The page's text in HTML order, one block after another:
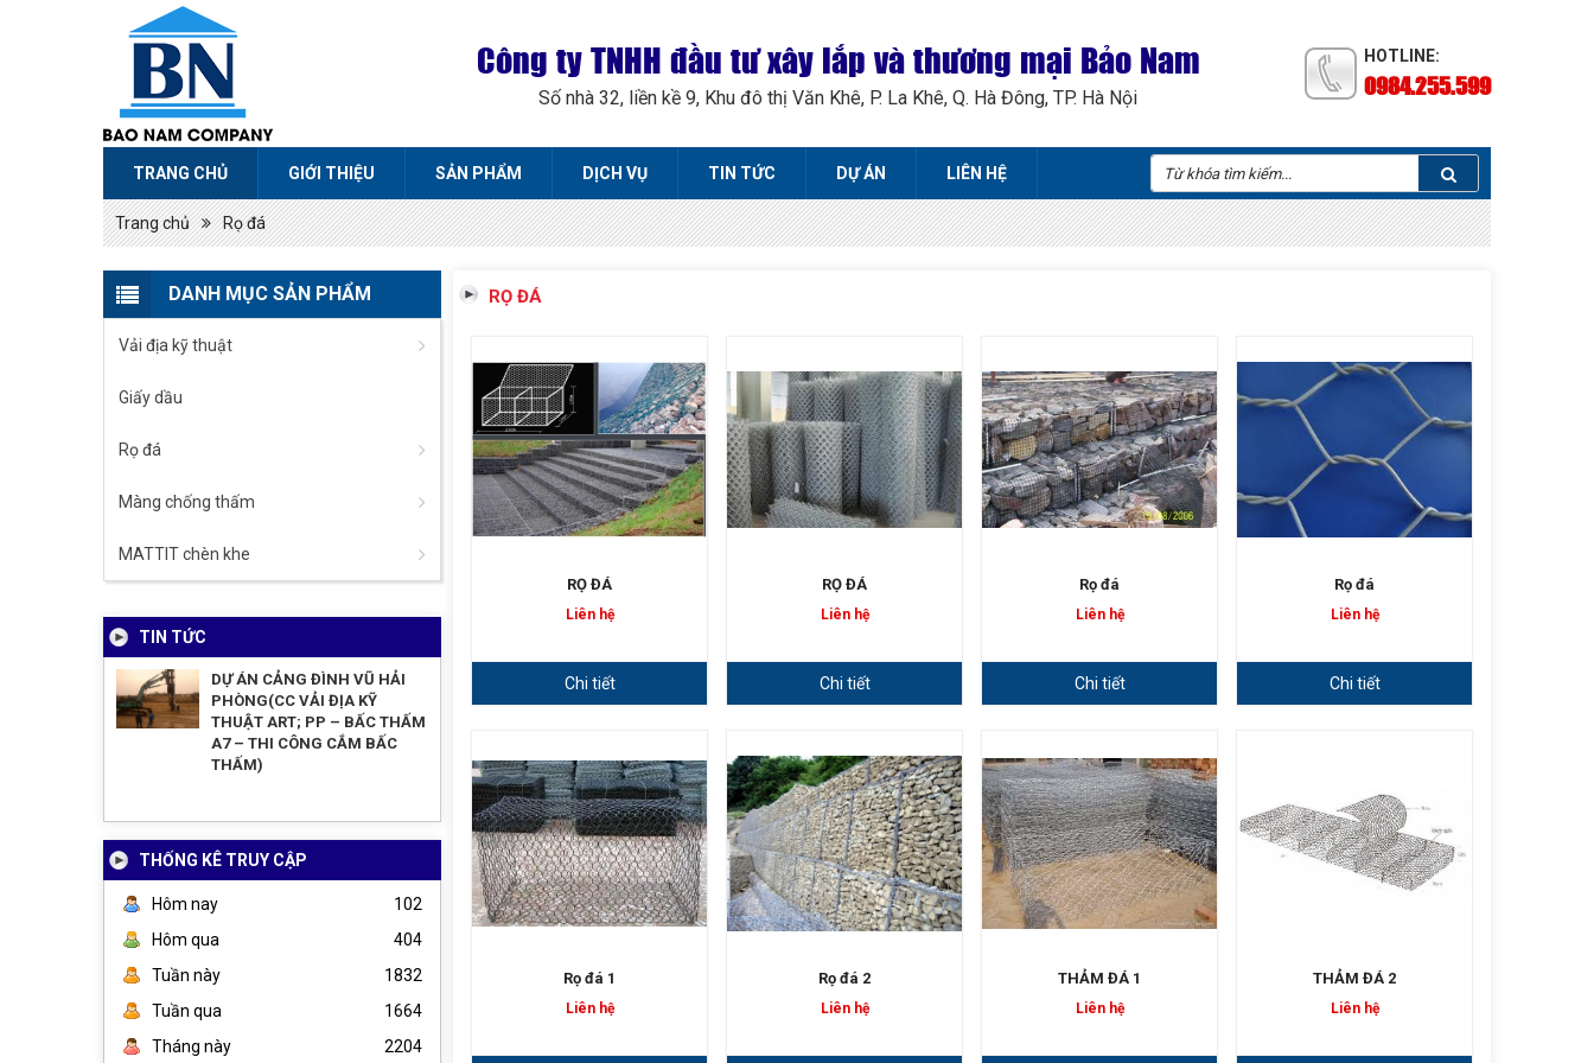
Công ty TNHH đầu tư xây lắp và thương mại Bảo Nam
Số nhà 32, liền kề 9, Khu đô thị Văn Khê, P. La Khê, Q. Hà Đông, TP. Hà Nội
HOTLINE:
0984.255.599
TRANG CHỦ GIỚI THIỆU SẢN PHẨM DỊCH VỤ TIN TỨC DỰ ÁN LIÊN HỆ
Trang chủ Rọ đá
DANH MỤC SẢN PHẨM
Vải địa kỹ thuật
Giấy dầu
Rọ đá
Màng chống thấm
MATTIT chèn khe
TIN TỨC
DỰ ÁN CẢNG ĐÌNH VŨ HẢI
PHÒNG(CC VẢI ĐỊA KỸ
THUẬT ART; PP – BẤC THẤM
A7 – THI CÔNG CẮM BẤC
THẤM)
THỐNG KÊ TRUY CẬP
Hôm nay
102
Hôm qua
404
Tuần này
1832
Tuần qua
1664
Tháng này
2204
RỌ ĐÁ
RỌ ĐÁ
Liên hệ
Chi tiết
RỌ ĐÁ
Liên hệ
Chi tiết
Rọ đá
Liên hệ
Chi tiết
Rọ đá
Liên hệ
Chi tiết
Rọ đá 1
Liên hệ
Rọ đá 2
Liên hệ
THẢM ĐÁ 1
Liên hệ
THẢM ĐÁ 2
Liên hệ